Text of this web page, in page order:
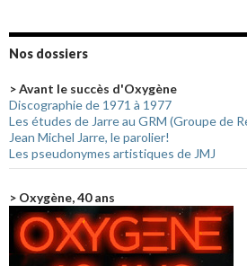
Nos dossiers
> Avant le succès d'Oxygène
Discographie de 1971 à 1977
Les études de Jarre au GRM (Groupe de
Jean Michel Jarre, le parolier!
Les pseudonymes artistiques de JMJ
> Oxygène, 40 ans